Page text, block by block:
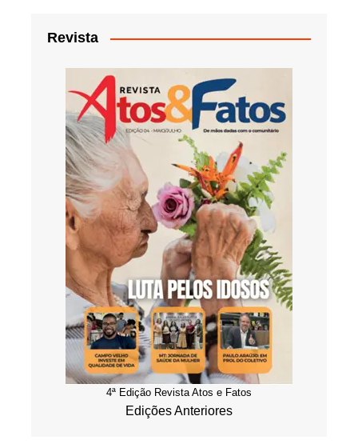
Revista
4ª Edição Revista Atos e Fatos
Edições Anteriores